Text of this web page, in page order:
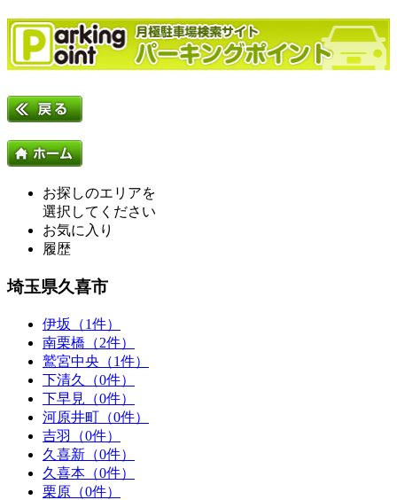
お探しのエリアを
選択してください
お気に入り
履歴
埼玉県久喜市
伊坂（1件）
南栗橋（2件）
鷲宮中央（1件）
下清久（0件）
下早見（0件）
河原井町（0件）
吉羽（0件）
久喜新（0件）
久喜本（0件）
栗原（0件）